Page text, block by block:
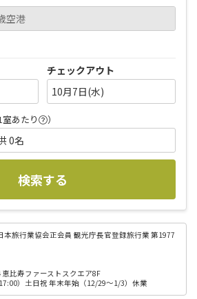
チェックアウト
10月7日(水)
1室あたり ）
0名
検索する
本旅行業協会正会員 観光庁長官登録旅行業 第1977
比寿ファーストスクエア8F
）土日祝 年末年始（12/29～1/3）休業